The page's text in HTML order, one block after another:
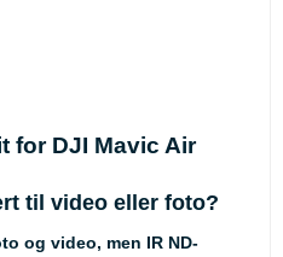
for DJI Mavic Air
til video eller foto?
og video, men IR ND-